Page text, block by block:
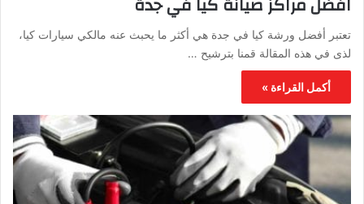
تعتبر أفضل ورشة كيا في جدة هي أكثر ما يحبث عنه مالكي سيارات كيا،
لذى في هذه المقالة قمنا بترشيح …
أكمل القراءة »